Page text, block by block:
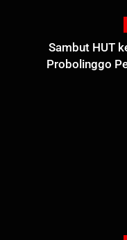
Sambut HUT
Probolinggo